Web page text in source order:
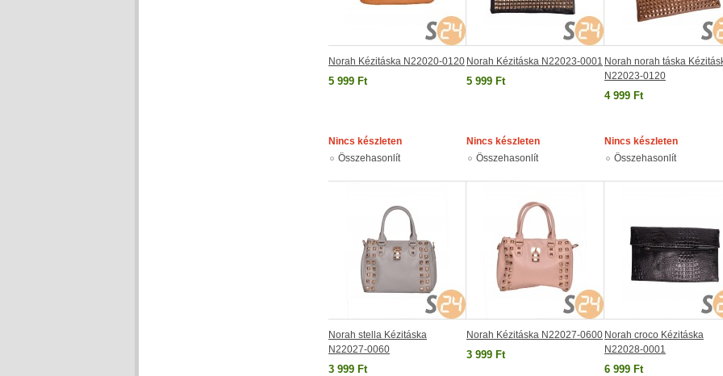
Norah Kézitáska N22020-0120
5 999 Ft
Nincs készleten
Összehasonlít
Norah Kézitáska N22023-0001
5 999 Ft
Nincs készleten
Összehasonlít
Norah norah táska
N22023-0120
4 999 Ft
Nincs készleten
Összehasonlít
Norah stella Kézitáska
N22027-0060
3 999 Ft
Norah Kézitáska N22027-0600
3 999 Ft
Norah croco Kézitáska
N22028-0001
6 999 Ft